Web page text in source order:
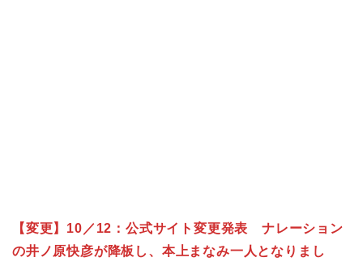
【変更】10／12：公式サイト変更発表 ナレーション
の井ノ原快彦が降板し、本上まなみ一人となりまし